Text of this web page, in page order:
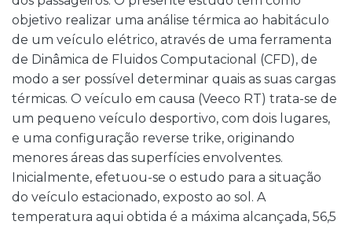
objetivo realizar uma análise térmica ao habitáculo
de um veículo elétrico, através de uma ferramenta
de Dinâmica de Fluidos Computacional (CFD), de
modo a ser possível determinar quais as suas cargas
térmicas. O veículo em causa (Veeco RT) trata-se de
um pequeno veículo desportivo, com dois lugares,
e uma configuração reverse trike, originando
menores áreas das superfícies envolventes.
Inicialmente, efetuou-se o estudo para a situação
do veículo estacionado, exposto ao sol. A
temperatura aqui obtida é a máxima alcançada, 56,5